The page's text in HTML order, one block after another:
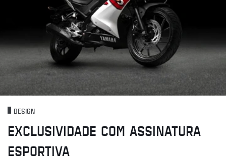
DESIGN
EXCLUSIVIDADE COM ASSINATURA
ESPORTIVA